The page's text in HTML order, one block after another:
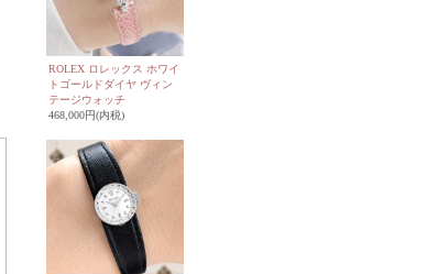
ROLEX ロレックス ホワイ
トゴールドダイヤ ヴィン
テージウォッチ
468,000円(内税)